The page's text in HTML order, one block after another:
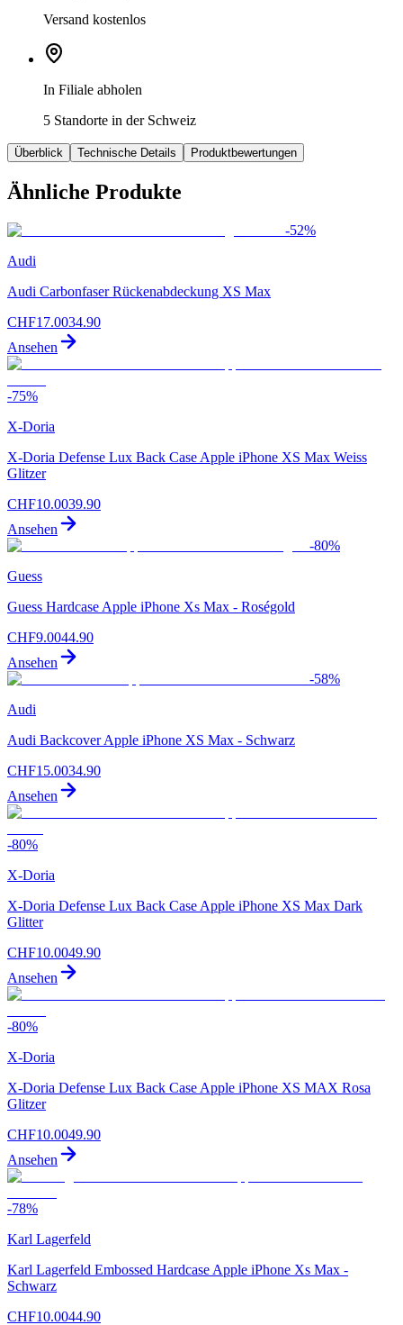
Versand kostenlos
In Filiale abholen
5 Standorte in der Schweiz
Überblick Technische Details Produktbewertungen
Ähnliche Produkte
-52%
Audi
Audi Carbonfaser Rückenabdeckung XS Max
CHF17.0034.90
Ansehen
-75%
X-Doria
X-Doria Defense Lux Back Case Apple iPhone XS Max Weiss
Glitzer
CHF10.0039.90
Ansehen
-80%
Guess
Guess Hardcase Apple iPhone Xs Max - Roségold
CHF9.0044.90
Ansehen
-58%
Audi
Audi Backcover Apple iPhone XS Max - Schwarz
CHF15.0034.90
Ansehen
-80%
X-Doria
X-Doria Defense Lux Back Case Apple iPhone XS Max Dark
Glitter
CHF10.0049.90
Ansehen
-80%
X-Doria
X-Doria Defense Lux Back Case Apple iPhone XS MAX Rosa
Glitzer
CHF10.0049.90
Ansehen
-78%
Karl Lagerfeld
Karl Lagerfeld Embossed Hardcase Apple iPhone Xs Max -
Schwarz
CHF10.0044.90